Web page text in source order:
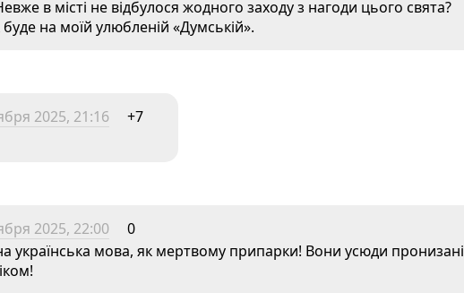
в місті не відбулося жодного заходу з нагоди цього свята?
на моїй улюбленій «Думській».
2025, 21:16
+7
2025, 22:00
0
українська мова, як мертвому припарки! Вони усюди пронизані